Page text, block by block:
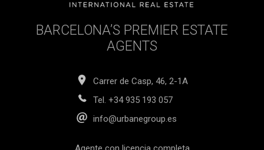
BARCELONA’S PREMIER ESTATE
AGENTS
Carrer de Casp, 46, 2-1A
Tel. +34 935 193 057
info@urbanegroup.es